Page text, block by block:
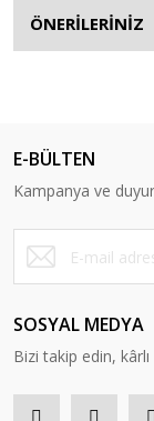
ÖNERİLERİNİZ
E-BÜLTEN
Kampanya ve
SOSYAL MEDYA
Bizi takip edin, kârlı